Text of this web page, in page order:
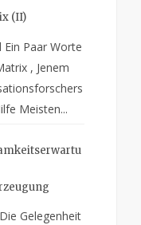
(II)
Ein Paar Worte
, Jenem
Meisten...
Gelegenheit